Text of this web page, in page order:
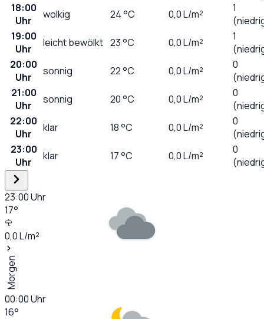
18:00
Uhr
wolkig 24°C 0,0L/m²
1
19:00
Uhr
leicht bewölkt 23°C 0,0L/m²
1
20:00
Uhr
sonnig 22°C 0,0L/m²
0
21:00
Uhr
sonnig 20°C 0,0L/m²
0
22:00
Uhr
klar 18°C 0,0L/m²
0
23:00
Uhr
klar 17°C 0,0L/m²
0
23:00Uhr
17°
0,0L/m²
Morgen
00:00Uhr
16°